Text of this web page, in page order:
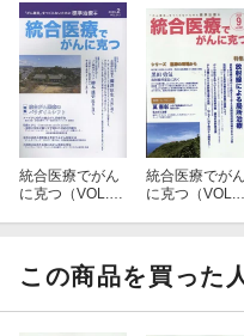
統合医療でがん
に克つ（VOL.21
統合医療でがん
に克つ（VOL.20
この商品を買った